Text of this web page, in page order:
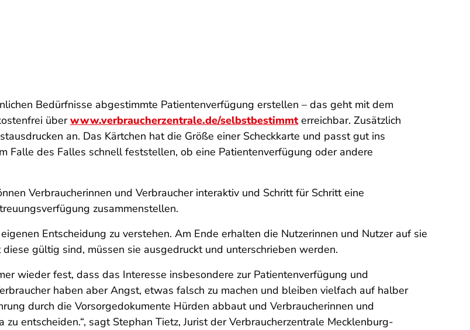
Bedürfnisse abgestimmte Patientenverfügung erstellen – das geht mit dem
überwww.verbraucherzentrale.de/selbstbestimmterreichbar. Zusätzlich
an. Das Kärtchen hat die Größe einer Scheckkarte und passt gut ins
Falle des Falles schnell feststellen, ob eine Patientenverfügung oder andere
Verbraucherinnen und Verbraucher interaktiv und Schritt für Schritt eine
zusammenstellen.
Entscheidung zu verstehen. Am Ende erhalten die Nutzerinnen und Nutzer auf sie
gültig sind, müssen sie ausgedruckt und unterschrieben werden.
wieder fest, dass das Interesse insbesondere zur Patientenverfügung und
haben aber Angst, etwas falsch zu machen und bleiben vielfach auf halber
durch die Vorsorgedokumente Hürden abbaut und Verbraucherinnen und
entscheiden.“, sagt Stephan Tietz, Jurist der Verbraucherzentrale Mecklenburg-